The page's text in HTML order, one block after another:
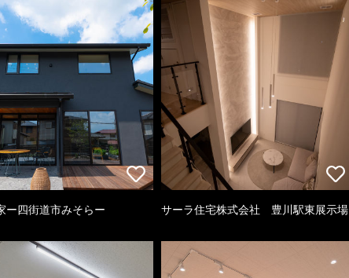
ー四街道市みそらー サーラ住宅株式会社 豊川駅東展示場